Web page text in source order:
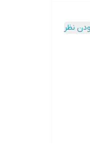
نظر